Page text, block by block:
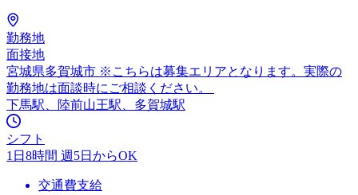
勤務地
面接地
宮城県多賀城市 ※こちらは募集エリアとなります。実際の
勤務地は面談時にご相談ください。
下馬駅、陸前山王駅、多賀城駅
シフト
1日8時間 週5日からOK
交通費支給